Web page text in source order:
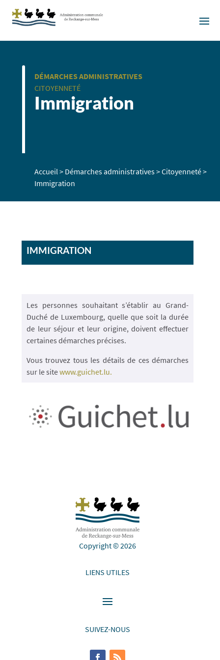
DÉMARCHES ADMINISTRATIVES
CITOYENNETÉ
Immigration
Accueil > Démarches administratives>Citoyenneté>
Immigration
IMMIGRATION
Les personnes souhaitant s’établir au Grand-
Duché de Luxembourg, quelle que soit la durée
de leur séjour et leur origine, doivent effectuer
certaines démarches précises.
Vous trouvez tous les détails de ces démarches
sur le sitewww.guichet.lu.
Copyright © 2026
LIENS UTILES
SUIVEZ-NOUS